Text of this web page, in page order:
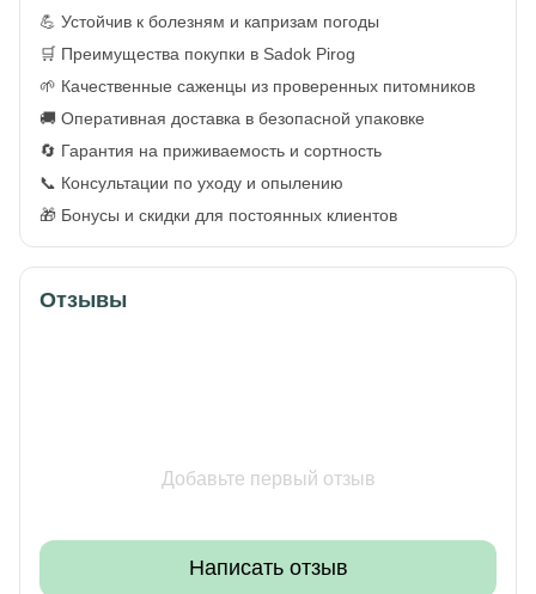
💪 Устойчив к болезням и капризам погоды
🛒 Преимущества покупки в Sadok Pirog
🌱 Качественные саженцы из проверенных питомников
🚚 Оперативная доставка в безопасной упаковке
🔄 Гарантия на приживаемость и сортность
📞 Консультации по уходу и опылению
🎁 Бонусы и скидки для постоянных клиентов
Отзывы
Добавьте первый отзыв
Написать отзыв